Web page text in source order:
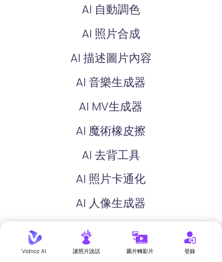
AI 自動調色
AI 照片合成
AI 描述圖片內容
AI 音樂生成器
AI MV生成器
AI 魔術橡皮擦
AI 去背工具
AI 照片卡通化
AI 人像生成器
AI 證件照生成器
AI 換裝
Vidnoz AI 讓照片說話 圖片轉影片 登錄